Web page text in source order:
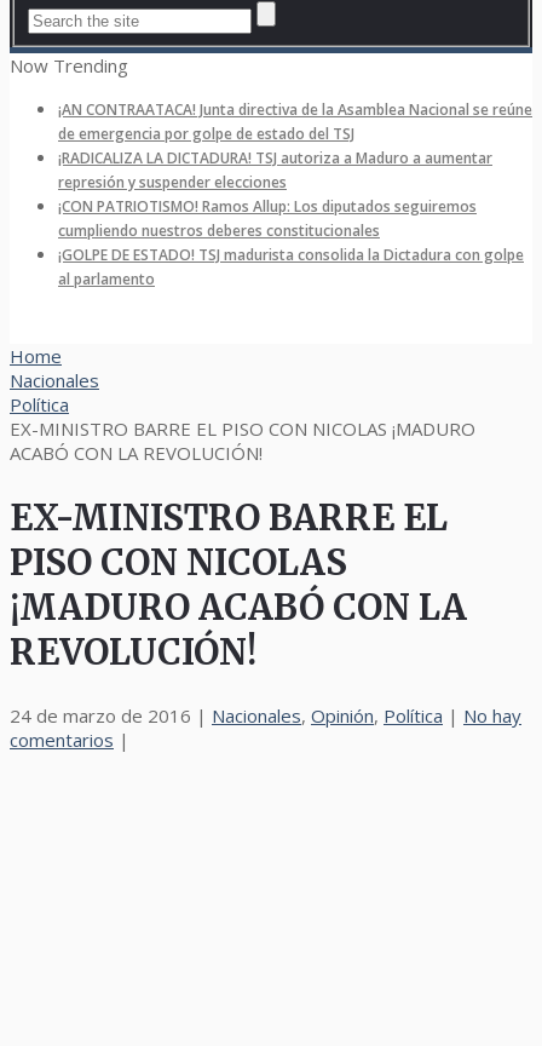
Now Trending
¡AN CONTRAATACA! Junta directiva de la Asamblea Nacional se reúne
de emergencia por golpe de estado del TSJ
¡RADICALIZA LA DICTADURA! TSJ autoriza a Maduro a aumentar
represión y suspender elecciones
¡CON PATRIOTISMO! Ramos Allup: Los diputados seguiremos
cumpliendo nuestros deberes constitucionales
¡GOLPE DE ESTADO! TSJ madurista consolida la Dictadura con golpe
al parlamento
Home
Nacionales
Política
EX-MINISTRO BARRE EL PISO CON NICOLAS ¡MADURO
ACABÓ CON LA REVOLUCIÓN!
EX-MINISTRO BARRE EL
PISO CON NICOLAS
¡MADURO ACABÓ CON LA
REVOLUCIÓN!
24 de marzo de 2016 | Nacionales, Opinión, Política | No hay
comentarios |